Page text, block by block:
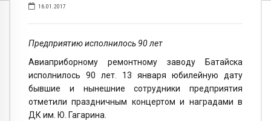
16.01.2017
Предприятию исполнилось 90 лет
Авиаприборному ремонтному заводу Батайска
исполнилось 90 лет. 13 января юбилейную дату
бывшие и нынешние сотрудники предприятия
отметили праздничным концертом и наградами в
ДК им. Ю. Гагарина.